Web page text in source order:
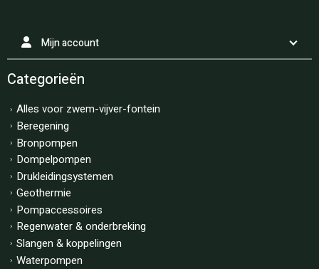
Mijn account
Categorieën
Alles voor zwem-vijver-fontein
Beregening
Bronpompen
Dompelpompen
Drukleidingsystemen
Geothermie
Pompaccessoires
Regenwater & onderbreking
Slangen & koppelingen
Waterpompen